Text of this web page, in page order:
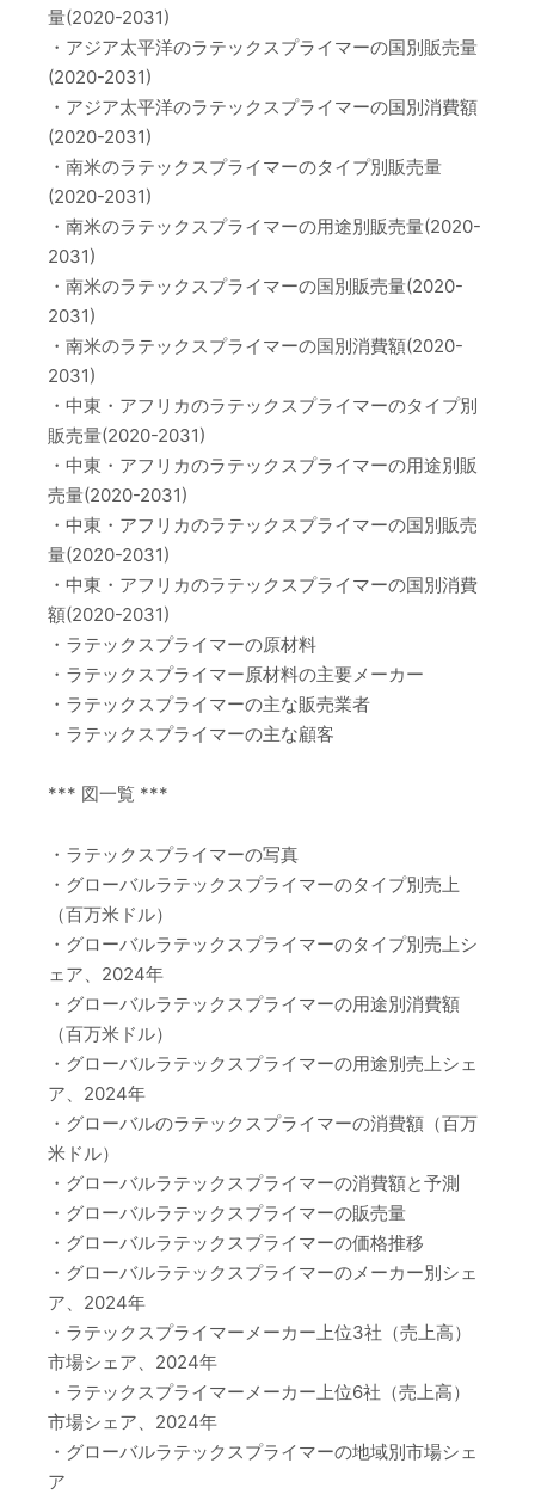
量(2020-2031)
・アジア太平洋のラテックスプライマーの国別販売量
(2020-2031)
・アジア太平洋のラテックスプライマーの国別消費額
(2020-2031)
・南米のラテックスプライマーのタイプ別販売量
(2020-2031)
・南米のラテックスプライマーの用途別販売量(2020-
2031)
・南米のラテックスプライマーの国別販売量(2020-
2031)
・南米のラテックスプライマーの国別消費額(2020-
2031)
・中東・アフリカのラテックスプライマーのタイプ別
販売量(2020-2031)
・中東・アフリカのラテックスプライマーの用途別販
売量(2020-2031)
・中東・アフリカのラテックスプライマーの国別販売
量(2020-2031)
・中東・アフリカのラテックスプライマーの国別消費
額(2020-2031)
・ラテックスプライマーの原材料
・ラテックスプライマー原材料の主要メーカー
・ラテックスプライマーの主な販売業者
・ラテックスプライマーの主な顧客
*** 図一覧 ***
・ラテックスプライマーの写真
・グローバルラテックスプライマーのタイプ別売上
（百万米ドル）
・グローバルラテックスプライマーのタイプ別売上シ
ェア、2024年
・グローバルラテックスプライマーの用途別消費額
（百万米ドル）
・グローバルラテックスプライマーの用途別売上シェ
ア、2024年
・グローバルのラテックスプライマーの消費額（百万
米ドル）
・グローバルラテックスプライマーの消費額と予測
・グローバルラテックスプライマーの販売量
・グローバルラテックスプライマーの価格推移
・グローバルラテックスプライマーのメーカー別シェ
ア、2024年
・ラテックスプライマーメーカー上位3社（売上高）
市場シェア、2024年
・ラテックスプライマーメーカー上位6社（売上高）
市場シェア、2024年
・グローバルラテックスプライマーの地域別市場シェ
ア